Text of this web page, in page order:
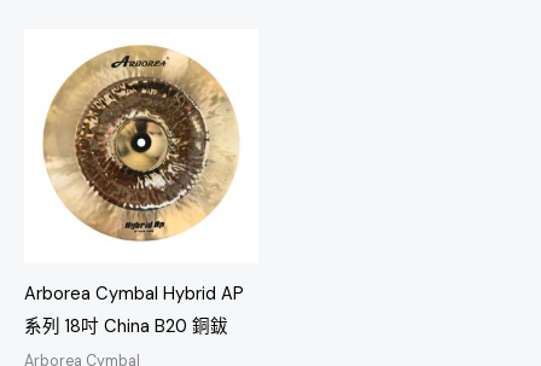
Arborea Cymbal Hybrid AP
系列 18吋 China B20 銅鈸
Arborea Cymbal